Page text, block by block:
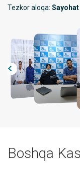
Tezkor aloqa:
Boshqa